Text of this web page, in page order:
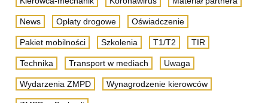
News Opłaty drogowe Oświadczenie
Pakiet mobilności Szkolenia T1/T2 TIR
Technika Transport w mediach Uwaga
Wydarzenia ZMPD Wynagrodzenie kierowców